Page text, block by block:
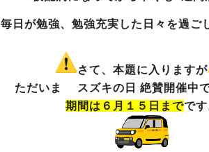
毎日が勉強、勉強充実した日々を過ご
さて、本題に入りますが
ただいま スズキの日 絶賛開催中
期間は６月１５日までです